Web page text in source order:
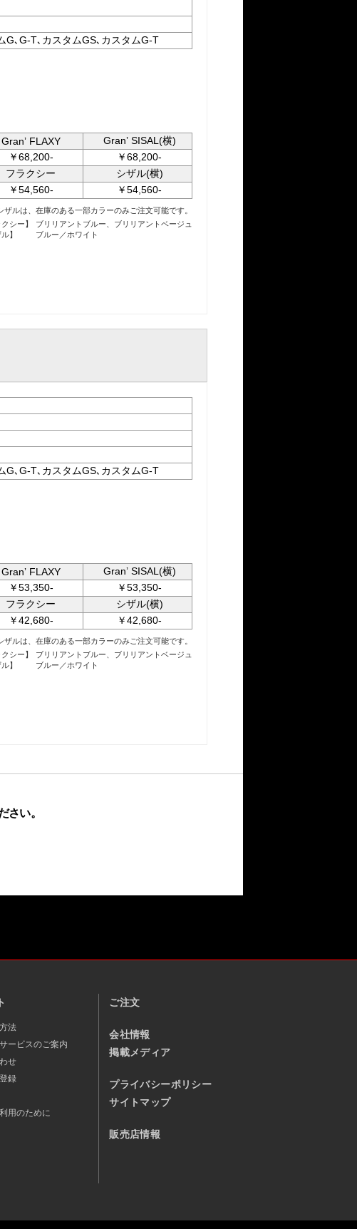
G､G-T､カスタムGS､カスタムG-T
Granʼ FLAXY
Granʼ SISAL(横)
￥68,200-
￥68,200-
フラクシー
シザル(横)
￥54,560- ￥54,560-
ルは、在庫のある一部カラーのみご注文可能です。
クシー】
ブリリアントブルー、ブリリアントベージュ
】
ブルー／ホワイト
G､G-T､カスタムGS､カスタムG-T
Granʼ FLAXY
Granʼ SISAL(横)
￥53,350-
￥53,350-
フラクシー
シザル(横)
￥42,680- ￥42,680-
ルは、在庫のある一部カラーのみご注文可能です。
クシー】
ブリリアントブルー、ブリリアントベージュ
】
ブルー／ホワイト
さい。
法
ービスのご案内
せ
録
用のために
ご注文
会社情報
掲載メディア
プライバシーポリシー
サイトマップ
販売店情報